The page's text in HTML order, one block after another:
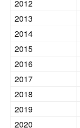
2012
2013
2014
2015
2016
2017
2018
2019
2020